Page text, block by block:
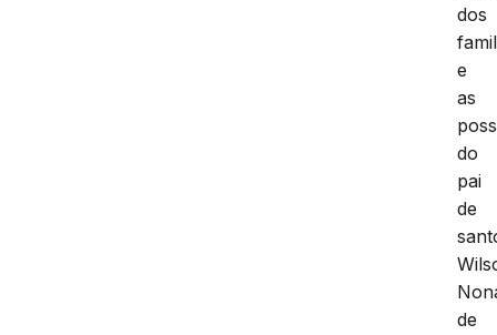
dos
e
as
do
pai
de
de